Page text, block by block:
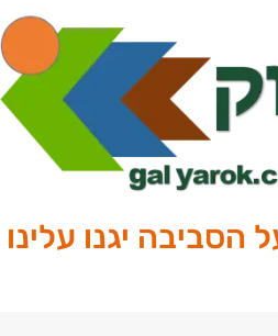
הסביבה יגנו עלינו